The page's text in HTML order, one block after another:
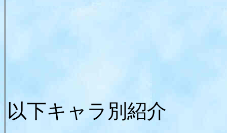
以下キャラ別紹介